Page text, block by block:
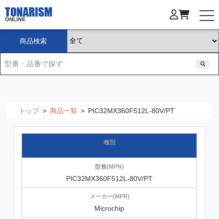
商品検索
トップ > 商品一覧 > PIC32MX360F512L-80V/PT
PIC32MX360F512L-80V/PT
Microchip